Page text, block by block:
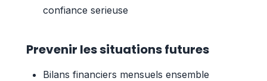
confiance serieuse
Prevenir les situations futures
Bilans financiers mensuels ensemble